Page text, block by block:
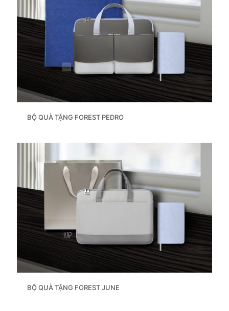
BỘ QUÀ TẶNG FOREST PEDRO
BỘ QUÀ TẶNG FOREST JUNE